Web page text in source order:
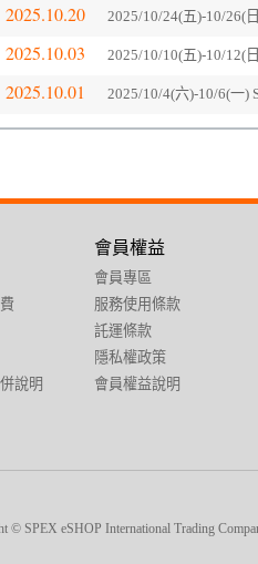
2025.10.20 2025/10/24(五)-10/26(
2025.10.03 2025/10/10(五)-10/12(
2025.10.01 2025/10/4(六)-10/6(一)
說明
會員權益
會員專區
服務使用條款
託運條款
隱私權政策
會員權益說明
SPEX eSHOP International Trading